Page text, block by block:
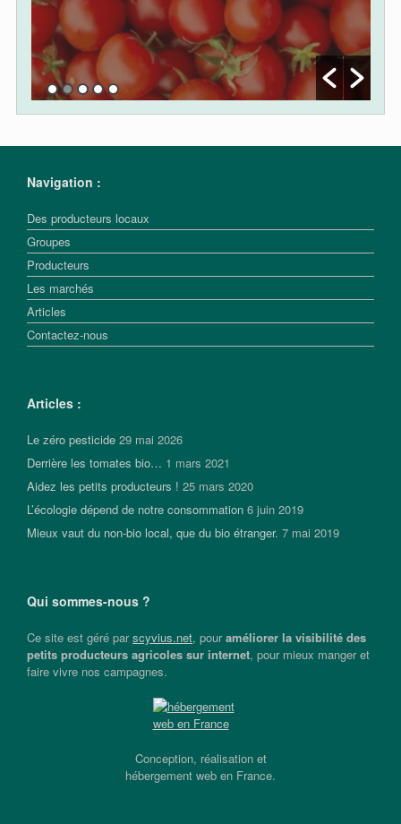
Navigation :
Des producteurs locaux
Groupes
Producteurs
Les marchés
Articles
Contactez-nous
Articles :
Le zéro pesticide 29 mai 2026
Derrière les tomates bio… 1 mars 2021
Aidez les petits producteurs ! 25 mars 2020
L’écologie dépend de notre consommation 6 juin 2019
Mieux vaut du non-bio local, que du bio étranger. 7 mai 2019
Qui sommes-nous ?
Ce site est géré parscyvius.net, pouraméliorer la visibilité des
petits producteurs agricoles sur internet, pour mieux manger et
faire vivre nos campagnes.
Conception, réalisation et
hébergement web en France.